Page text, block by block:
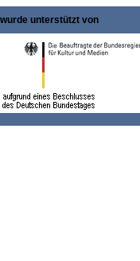
wurde unterstützt von